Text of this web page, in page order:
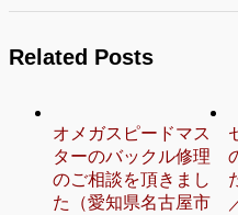
Related Posts
オメガスピードマス
ターのバックル修理
のご相談を頂きまし
た（愛知県名古屋市